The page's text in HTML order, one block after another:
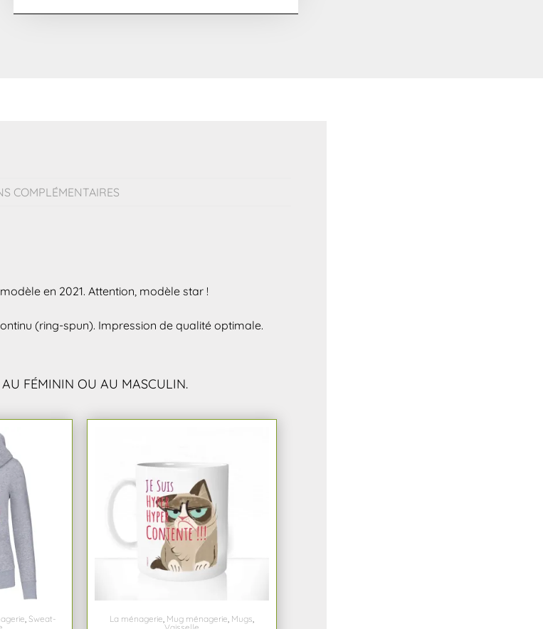
COMPLÉMENTAIRES
en 2021. Attention, modèle star !
(ring-spun). Impression de qualité optimale.
FÉMININ OU AU MASCULIN.
, Sweat-
La ménagerie, Mug ménagerie, Mugs,